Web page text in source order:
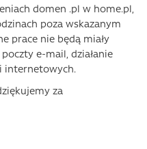
domen .pl w home.pl,
poza wskazanym
prace nie będą miały
e-mail, działanie
internetowych.
za